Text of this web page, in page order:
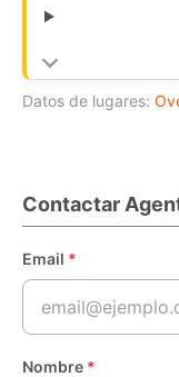
Datos de lugares:
Contactar
Email *
Nombre *